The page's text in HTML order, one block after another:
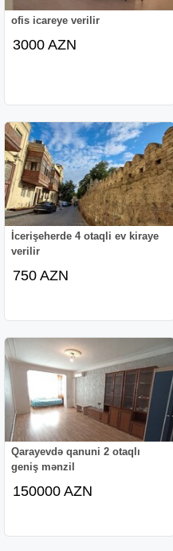
ofis icareye verilir
3000 AZN
İcerişeherde 4 otaqli ev kiraye
verilir
750 AZN
Qarayevdə qanuni 2 otaqlı
geniş mənzil
150000 AZN